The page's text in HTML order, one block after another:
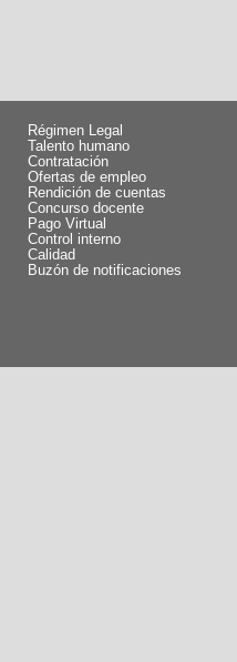
Régimen Legal
Talento humano
Contratación
Ofertas de empleo
Rendición de cuentas
Concurso docente
Pago Virtual
Control interno
Calidad
Buzón de notificaciones